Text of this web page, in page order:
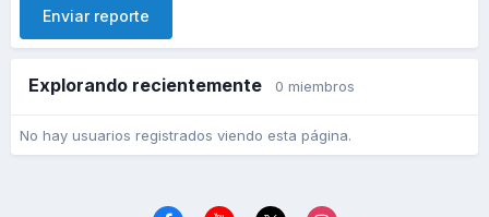
Enviar reporte
Explorando recientemente 0 miembros
No hay usuarios registrados viendo esta página.